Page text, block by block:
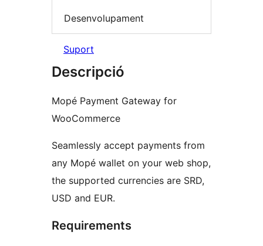
Desenvolupament
Suport
Descripció
Mopé Payment Gateway for
WooCommerce
Seamlessly accept payments from
any Mopé wallet on your web shop,
the supported currencies are SRD,
USD and EUR.
Requirements